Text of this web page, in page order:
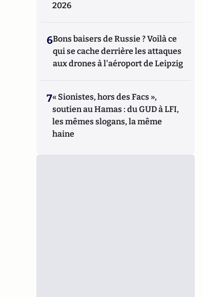
2026
6Bons baisers de Russie ? Voilà ce
qui se cache derrière les attaques
aux drones à l'aéroport de Leipzig
7« Sionistes, hors des Facs »,
soutien au Hamas : du GUD à LFI,
les mêmes slogans, la même
haine